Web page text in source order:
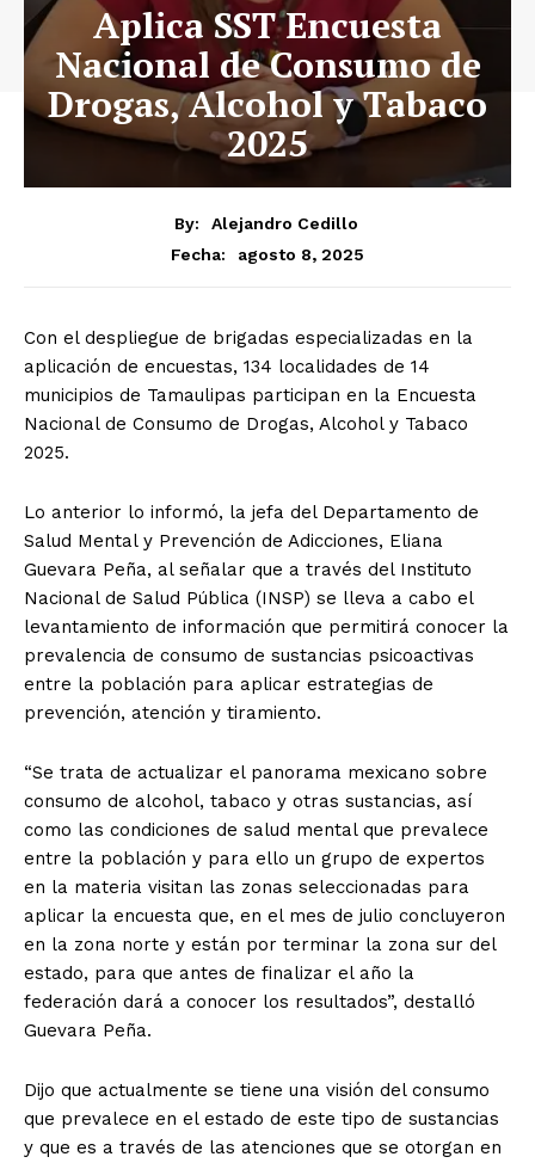
Aplica SST Encuesta
Nacional de Consumo de
Drogas, Alcohol y Tabaco
2025
By:
Alejandro Cedillo
Fecha:
agosto 8, 2025
Con el despliegue de brigadas especializadas en la
aplicación de encuestas, 134 localidades de 14
municipios de Tamaulipas participan en la Encuesta
Nacional de Consumo de Drogas, Alcohol y Tabaco
2025.
Lo anterior lo informó, la jefa del Departamento de
Salud Mental y Prevención de Adicciones, Eliana
Guevara Peña, al señalar que a través del Instituto
Nacional de Salud Pública (INSP) se lleva a cabo el
levantamiento de información que permitirá conocer la
prevalencia de consumo de sustancias psicoactivas
entre la población para aplicar estrategias de
prevención, atención y tiramiento.
“Se trata de actualizar el panorama mexicano sobre
consumo de alcohol, tabaco y otras sustancias, así
como las condiciones de salud mental que prevalece
entre la población y para ello un grupo de expertos
en la materia visitan las zonas seleccionadas para
aplicar la encuesta que, en el mes de julio concluyeron
en la zona norte y están por terminar la zona sur del
estado, para que antes de finalizar el año la
federación dará a conocer los resultados”, destalló
Guevara Peña.
Dijo que actualmente se tiene una visión del consumo
que prevalece en el estado de este tipo de sustancias
y que es a través de las atenciones que se otorgan en